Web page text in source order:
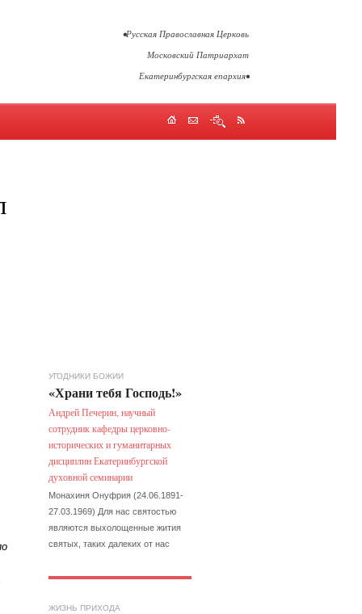
•Русская Православная Церковь
Московский Патриархат
Екатеринбургская епархия•
УГОДНИКИ БОЖИИ
«Храни тебя Господь!»
Андрей Печерин, научный
сотрудник кафедры церковно-
исторических и гуманитарных
дисциплин Екатеринбургской
духовной семинарии
Монахиня Онуфрия (24.06.1891-
27.03.1969) Для нас святостью
являются выхолощенные жития
святых, таких далеких от нас
ЖИЗНЬ ПРИХОДА